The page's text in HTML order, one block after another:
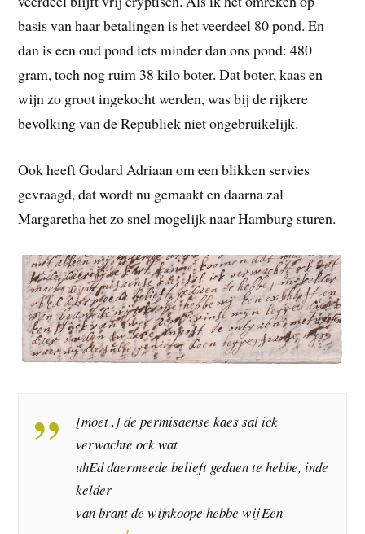
basis van haar betalingen is het veerdeel 80 pond. En
dan is een oud pond iets minder dan ons pond: 480
gram, toch nog ruim 38 kilo boter. Dat boter, kaas en
wijn zo groot ingekocht werden, was bij de rijkere
bevolking van de Republiek niet ongebruikelijk.
Ook heeft Godard Adriaan om een blikken servies
gevraagd, dat wordt nu gemaakt en daarna zal
Margaretha het zo snel mogelijk naar Hamburg sturen.
[moet ,] de permisaense kaes sal ick
verwachte ock wat
uhEd daermeede belieft gedaen te hebbe, inde
kelder
van brant de wijnkoope hebbe wij Een